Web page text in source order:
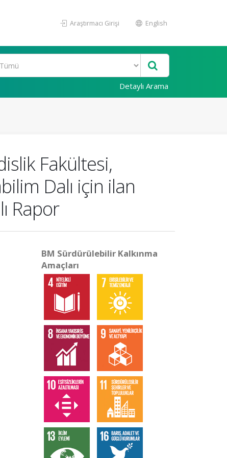
Araştırmacı Girişi English
Detaylı Arama
Fakültesi,
Dalı için ilan
Rapor
BM Sürdürülebilir Kalkınma
Amaçları